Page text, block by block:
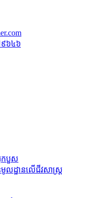
៦៤៦
កបួស
លដ្ឋាន​លើ​ជីវសាស្ត្រ